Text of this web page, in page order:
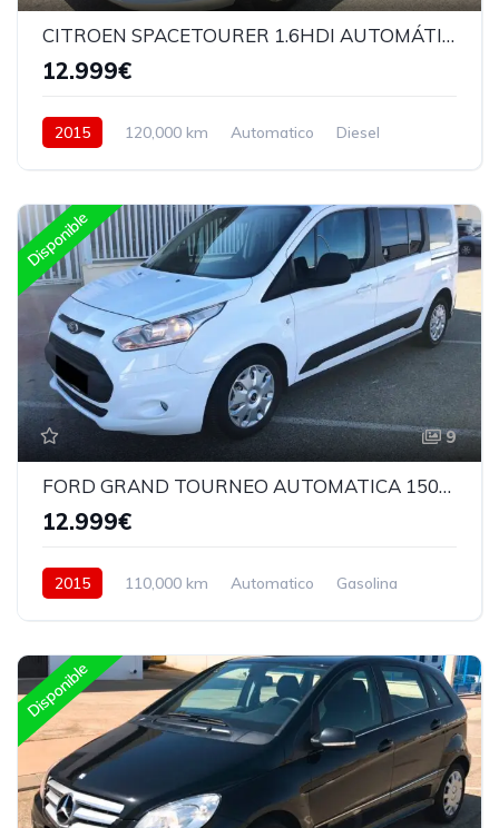
CITROEN SPACETOURER 1.6HDI AUTOMÁTICO
12.999€
2015 120,000 km Automatico
Diesel
Disponible
9
FORD GRAND TOURNEO AUTOMATICA 150CV
12.999€
2015 110,000 km Automatico
Gasolina
Disponible